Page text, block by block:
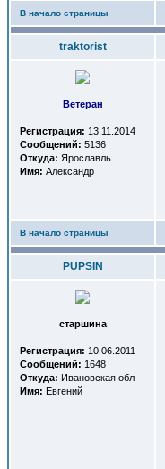
В начало страницы
traktorist
Ветеран
Регистрация: 13.11.2014
Сообщений: 5136
Откуда: Ярославль
Имя: Александр
В начало страницы
PUPSIN
старшина
Регистрация: 10.06.2011
Сообщений: 1648
Откуда: Ивановская обл
Имя: Евгений